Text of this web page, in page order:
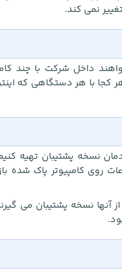
نمی کند.
داخل شرکت با چند
کجا با هر دستگاهی که
نسخه پشتیبان تهیه
روی کامپیوتر پاک شده
آنها نسخه پشتیبان می